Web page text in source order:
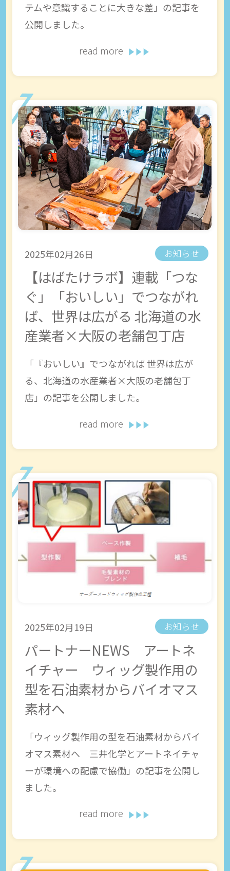
テムや意識することに大きな差」の記事を
公開しました。
read more
2025年02月26日 お知らせ
【はばたけラボ】連載「つな
ぐ」「おいしい」でつながれ
ば、世界は広がる 北海道の水
産業者×大阪の老舗包丁店
「『おいしい』でつながれば 世界は広が
る、北海道の水産業者×大阪の老舗包丁
店」の記事を公開しました。
read more
2025年02月19日 お知らせ
パートナーNEWS アートネ
イチャー ウィッグ製作用の
型を石油素材からバイオマス
素材へ
「ウィッグ製作用の型を石油素材からバイ
オマス素材へ 三井化学とアートネイチャ
ーが環境への配慮で協働」の記事を公開し
ました。
read more